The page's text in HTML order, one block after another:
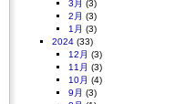
3月 (3)
2月 (3)
1月 (3)
2024 (33)
12月 (3)
11月 (3)
10月 (4)
9月 (3)